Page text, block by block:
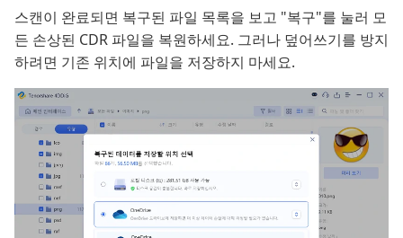
스캔이 완료되면 복구된 파일 목록을 보고 "복구"를 눌러 모
든 손상된 CDR 파일을 복원하세요. 그러나 덮어쓰기를 방지
하려면 기존 위치에 파일을 저장하지 마세요.